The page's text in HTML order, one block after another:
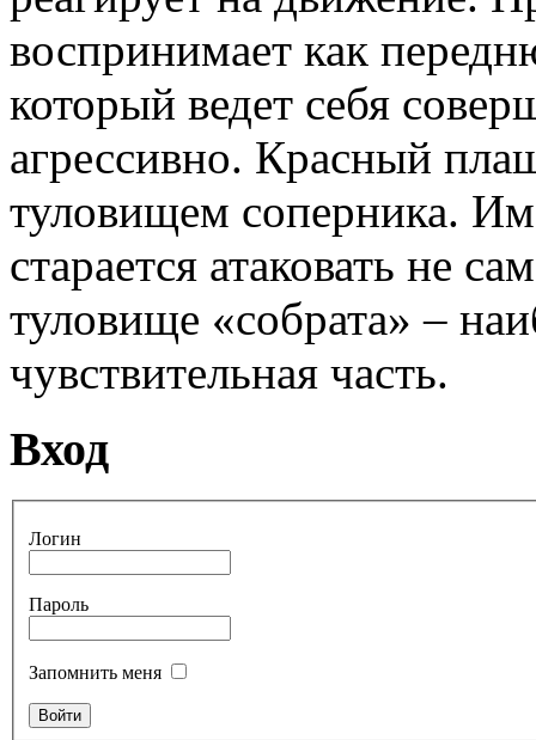
воспринимает как
который ведет себя
агрессивно. Красный
туловищем соперника.
старается атаковать не
туловище «собрата» –
чувствительная часть.
Вход
Логин
Пароль
Запомнить меня